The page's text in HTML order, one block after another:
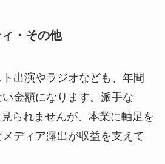
・その他
出演やラジオなども、年間
金額になります。派手な
られませんが、本業に軸足を
ディア露出が収益を支えて